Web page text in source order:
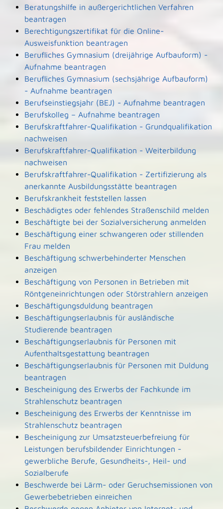
Beratungshilfe in außergerichtlichen Verfahren
beantragen
Berechtigungszertifikat für die Online-
Ausweisfunktion beantragen
Berufliches Gymnasium (dreijährige Aufbauform) -
Aufnahme beantragen
Berufliches Gymnasium (sechsjährige Aufbauform)
- Aufnahme beantragen
Berufseinstiegsjahr (BEJ) - Aufnahme beantragen
Berufskolleg – Aufnahme beantragen
Berufskraftfahrer-Qualifikation - Grundqualifikation
nachweisen
Berufskraftfahrer-Qualifikation - Weiterbildung
nachweisen
Berufskraftfahrer-Qualifikation - Zertifizierung als
anerkannte Ausbildungsstätte beantragen
Berufskrankheit feststellen lassen
Beschädigtes oder fehlendes Straßenschild melden
Beschäftigte bei der Sozialversicherung anmelden
Beschäftigung einer schwangeren oder stillenden
Frau melden
Beschäftigung schwerbehinderter Menschen
anzeigen
Beschäftigung von Personen in Betrieben mit
Röntgeneinrichtungen oder Störstrahlern anzeigen
Beschäftigungsduldung beantragen
Beschäftigungserlaubnis für ausländische
Studierende beantragen
Beschäftigungserlaubnis für Personen mit
Aufenthaltsgestattung beantragen
Beschäftigungserlaubnis für Personen mit Duldung
beantragen
Bescheinigung des Erwerbs der Fachkunde im
Strahlenschutz beantragen
Bescheinigung des Erwerbs der Kenntnisse im
Strahlenschutz beantragen
Bescheinigung zur Umsatzsteuerbefreiung für
Leistungen berufsbildender Einrichtungen -
gewerbliche Berufe, Gesundheits-, Heil- und
Sozialberufe
Beschwerde bei Lärm- oder Geruchsemissionen von
Gewerbebetrieben einreichen